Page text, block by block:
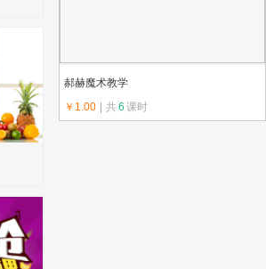
郝赫魔术教学
￥1.00
共6 课时